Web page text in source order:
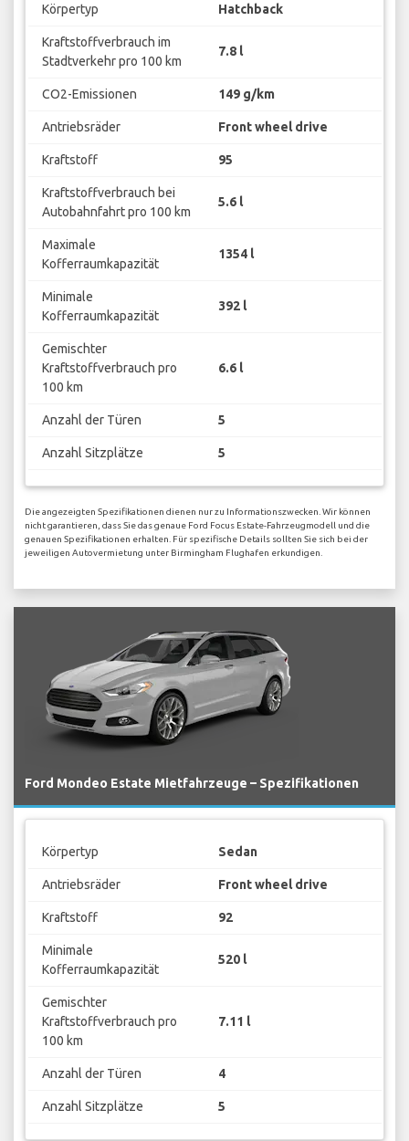
Körpertyp Hatchback
Kraftstoffverbrauch im
Stadtverkehr pro 100 km
7.8 l
CO2-Emissionen 149 g/km
Antriebsräder Front wheel drive
Kraftstoff 95
Kraftstoffverbrauch bei
Autobahnfahrt pro 100 km
5.6 l
Maximale
Kofferraumkapazität
1354 l
Minimale
Kofferraumkapazität
392 l
Gemischter
Kraftstoffverbrauch pro
100 km
6.6 l
Anzahl der Türen 5
Anzahl Sitzplätze 5
Die angezeigten Spezifikationen dienen nur zu Informationszwecken. Wir können
nicht garantieren, dass Sie das genaue Ford Focus Estate-Fahrzeugmodell und die
genauen Spezifikationen erhalten. Für spezifische Details sollten Sie sich bei der
jeweiligen Autovermietung unter Birmingham Flughafen erkundigen.
Ford Mondeo Estate Mietfahrzeuge – Spezifikationen
Körpertyp Sedan
Antriebsräder Front wheel drive
Kraftstoff 92
Minimale
Kofferraumkapazität
520 l
Gemischter
Kraftstoffverbrauch pro
100 km
7.11 l
Anzahl der Türen 4
Anzahl Sitzplätze 5